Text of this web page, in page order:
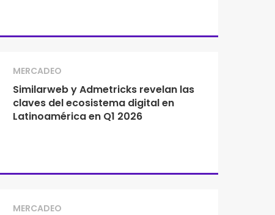
MERCADEO
Similarweb y Admetricks revelan las
claves del ecosistema digital en
Latinoamérica en Q1 2026
MERCADEO